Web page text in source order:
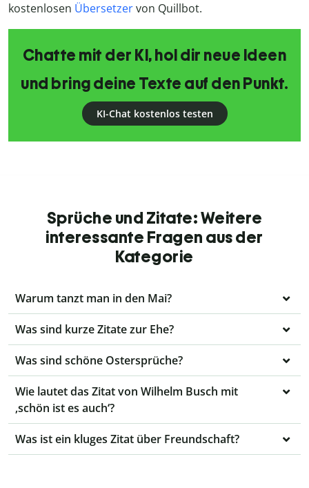
kostenlosen Übersetzervon Quillbot.
Chatte mit der KI, hol dir neue Ideen
und bring deine Texte auf den Punkt.
KI-Chat kostenlos testen
Sprüche und Zitate: Weitere
interessante Fragen aus der
Kategorie
Warum tanzt man in den Mai?
Was sind kurze Zitate zur Ehe?
Was sind schöne Ostersprüche?
Wie lautet das Zitat von Wilhelm Busch mit
‚schön ist es auch‘?
Was ist ein kluges Zitat über Freundschaft?